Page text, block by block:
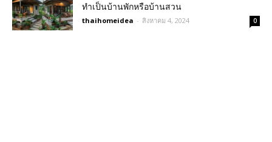
ทำเป็นบ้านพักหรือบ้านสวน
thaihomeidea - สิงหาคม 4, 2024 0